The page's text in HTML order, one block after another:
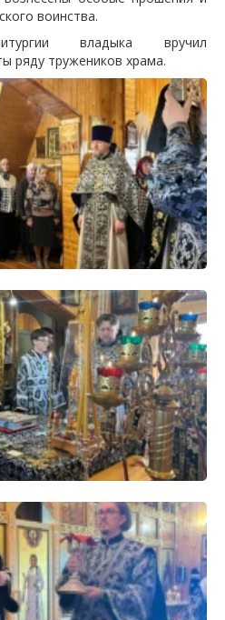
воинства.
владыка вручил
ряду тружеников храма.